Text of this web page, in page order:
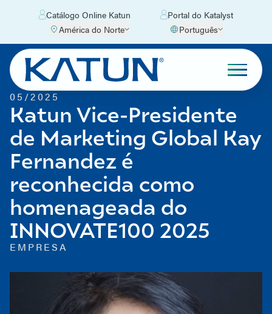
Catálogo Online Katun
Portal do Katalyst
América do Norte
Português
05/2025
Katun Vice-Presidente
de Marketing Global Kay
Fernandez é
reconhecida como
homenageada do
INNOVATE100 2025
EMPRESA